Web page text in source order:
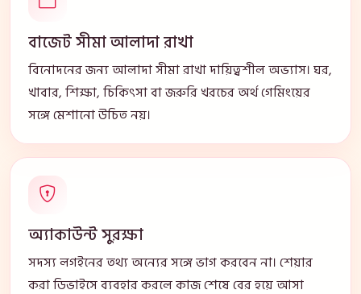
বাজেট সীমা আলাদা রাখা
বিনোদনের জন্য আলাদা সীমা রাখা দায়িত্বশীল অভ্যাস। ঘর,
খাবার, শিক্ষা, চিকিৎসা বা জরুরি খরচের অর্থ গেমিংয়ের
সঙ্গে মেশানো উচিত নয়।
অ্যাকাউন্ট সুরক্ষা
সদস্য লগইনের তথ্য অন্যের সঙ্গে ভাগ করবেন না। শেয়ার
করা ডিভাইসে ব্যবহার করলে কাজ শেষে বের হয়ে আসা